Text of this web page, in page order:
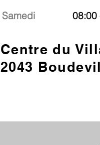
Samedi
08:00
Centre du
2043